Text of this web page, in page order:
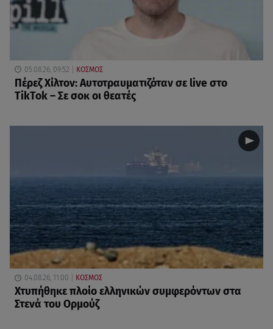
05.08.26, 09:52 ΚΟΣΜΟΣ
Πέρεζ Χίλτον: Αυτοτραυματιζόταν σε live στο
TikTok – Σε σοκ οι θεατές
04.08.26, 11:00 ΚΟΣΜΟΣ
Χτυπήθηκε πλοίο ελληνικών συμφερόντων στα
Στενά του Ορμούζ